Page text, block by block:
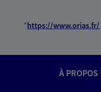
*https://www.orias.fr/
À PROPOS